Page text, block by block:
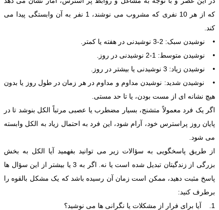
که از هر 10 نفری که مشروب می نوشند، 1 نفر به آن وابستگی پیدا می
کند.
• نوشیدن سبک: 2-3 نوشیدنی در هفته یا کمتر.
• نوشیدن متوسط: 1-2 نوشیدنی در روز.
• نوشیدن زیاد: 3 نوشیدنی یا بیشتر در روز.
• نوشیدن شدید: نوشیدن مداوم و مداوم در هر زمان در طول روز یا بدون
هیچ نشانه ای از مست بودن، یا تا حد مستی.
اگر یک فرد معمولاً متشنج، بسیار مضطرب یا عصبی مرتباً الکل بنوشد تا در
پایان روز پراسترس خود، آرام شود، این فرد به احتمال زیاد به الکل وابسته
می شود.
از طریق پاسخگویی به سؤالات زیر می توانید بفهمید آیا الکل به بخش
بزرگی از زندگیتان تبدیل شده است یا نه. اگر به 3 یا بیشتر از این سؤال ها
پاسخ مثبت دهید، ممکن است زمان آن رسیده باشد که یک مشکل بالقوه را
برطرف کنید:
1. آیا برای فرار از مشکلات یا نگرانی ها می نوشید؟